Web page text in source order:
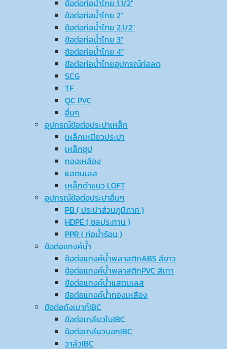
ข้อต่อท่อน้ำไทย 1.1/2″
ข้อต่อท่อน้ำไทย 2″
ข้อต่อท่อน้ำไทย 2.1/2″
ข้อต่อท่อน้ำไทย 3″
ข้อต่อท่อน้ำไทย 4″
ข้อต่อท่อน้ำไทยอุปกรณ์ท่อลด
SCG
TF
QC PVC
อื่นๆ
อุปกรณ์ข้อต่อประปาเหล็ก
เหล็กเหนียวประปา
เหล็กชุป
ทองเหลือง
แสตนเลส
เหล็กดำแนว LOFT
อุปกรณ์ข้อต่อประปาอื่นๆ
PB ( ประปาส่วนภูมิภาค )
HDPE ( ชลประทาน )
PPR ( ท่อน้ำร้อน )
ข้อต่อแทงค์น้ำ
ข้อต่อแทงค์น้ำพลาสติกABS สีขาว
ข้อต่อแทงค์น้ำพลาสติกPVC สีเทา
ข้อต่อแทงค์น้ำแสตนเลส
ข้อต่อแทงค์น้ำทองเหลือง
ข้อต่อถังเบาท์IBC
ข้อต่อเกลียวในIBC
ข้อต่อเกลียวนอกIBC
วาล์วIBC